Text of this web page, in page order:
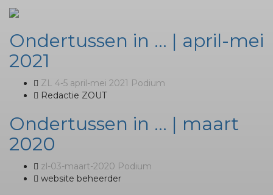
Ondertussen in … | april-mei
2021
ZL 4-5 april-mei 2021 Podium
Redactie ZOUT
Ondertussen in … | maart
2020
zl-03-maart-2020 Podium
website beheerder